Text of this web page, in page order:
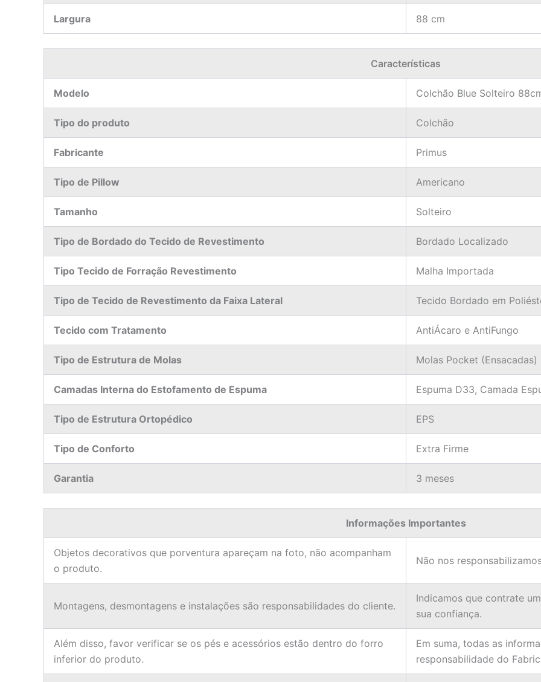
Largura 88 cm
Características
Modelo Colchão Blue Solteiro
Tipo do produto Colchão
Fabricante Primus
Tipo de Pillow Americano
Tamanho Solteiro
Tipo de Bordado do Tecido de Revestimento Bordado Localizado
Tipo Tecido de Forração Revestimento Malha Importada
Tipo de Tecido de Revestimento da Faixa Lateral Tecido Bordado em
Tecido com Tratamento AntiÁcaro e AntiFungo
Tipo de Estrutura de Molas Molas Pocket (Ensacadas)
Camadas Interna do Estofamento de Espuma Espuma D33, Camada
Tipo de Estrutura Ortopédico EPS
Tipo de Conforto Extra Firme
Garantia 3 meses
Informações Importantes
Objetos decorativos que porventura apareçam na foto, não acompanham
o produto.
Não nos
Montagens, desmontagens e instalações são responsabilidades do cliente.
Indicamos que contrate
sua confiança.
Além disso, favor verificar se os pés e acessórios estão dentro do forro
inferior do produto.
Em suma, todas as
responsabilidade do